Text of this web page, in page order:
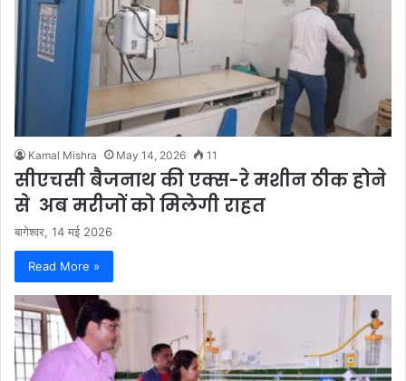
Kamal Mishra May 14, 2026 11
सीएचसी बैजनाथ की एक्स-रे मशीन ठीक होने
से अब मरीजों को मिलेगी राहत
बागेश्वर, 14 मई 2026
Read More »